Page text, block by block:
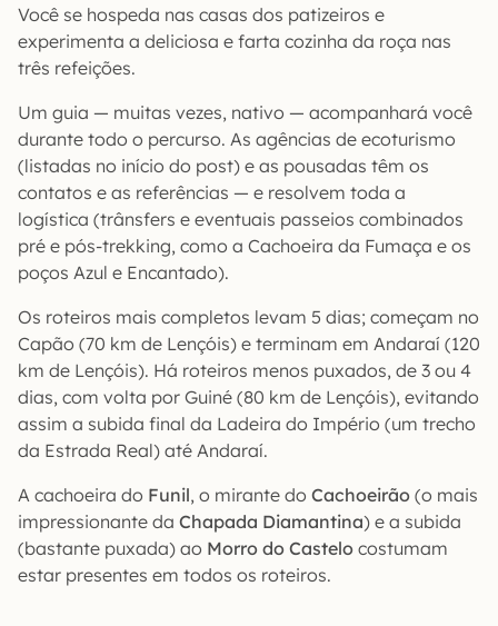
Você se hospeda nas casas dos patizeiros e
experimenta a deliciosa e farta cozinha da roça nas
três refeições.
Um guia — muitas vezes, nativo — acompanhará você
durante todo o percurso. As agências de ecoturismo
(listadas no início do post) e as pousadas têm os
contatos e as referências — e resolvem toda a
logística (trânsfers e eventuais passeios combinados
pré e pós-trekking, como a Cachoeira da Fumaça e os
poços Azul e Encantado).
Os roteiros mais completos levam 5 dias; começam no
Capão (70 km de Lençóis) e terminam em Andaraí (120
km de Lençóis). Há roteiros menos puxados, de 3 ou 4
dias, com volta por Guiné (80 km de Lençóis), evitando
assim a subida final da Ladeira do Império (um trecho
da Estrada Real) até Andaraí.
A cachoeira do Funil, o mirante do Cachoeirão (o mais
impressionante da Chapada Diamantina) e a subida
(bastante puxada) ao Morro do Castelo costumam
estar presentes em todos os roteiros.